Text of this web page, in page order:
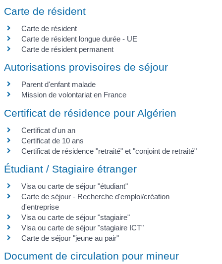
Carte de résident
Carte de résident
Carte de résident longue durée - UE
Carte de résident permanent
Autorisations provisoires de séjour
Parent d'enfant malade
Mission de volontariat en France
Certificat de résidence pour Algérien
Certificat d'un an
Certificat de 10 ans
Certificat de résidence "retraité" et "conjoint de retraité"
Étudiant / Stagiaire étranger
Visa ou carte de séjour "étudiant"
Carte de séjour - Recherche d'emploi/création
d'entreprise
Visa ou carte de séjour "stagiaire"
Visa ou carte de séjour "stagiaire ICT"
Carte de séjour "jeune au pair"
Document de circulation pour mineur